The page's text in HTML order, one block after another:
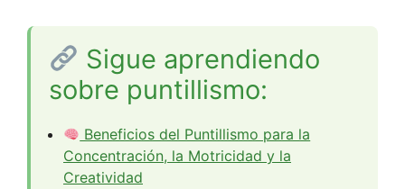
Sigue aprendiendo
sobre puntillismo:
Beneficios del Puntillismo para la
Concentración, la Motricidad y la
Creatividad